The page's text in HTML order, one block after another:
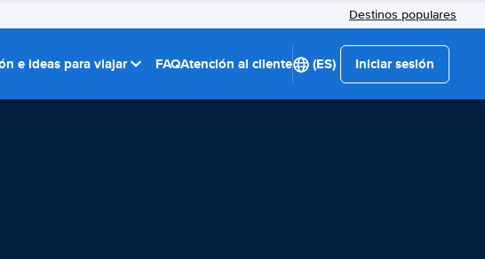
Destinos populares
e ideas para viajar FAQAtención al cliente (ES) Iniciar sesión